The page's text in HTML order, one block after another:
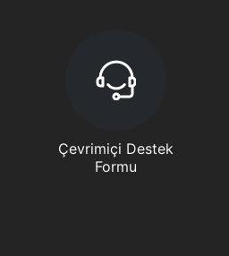
Çevrimiçi Destek
Formu